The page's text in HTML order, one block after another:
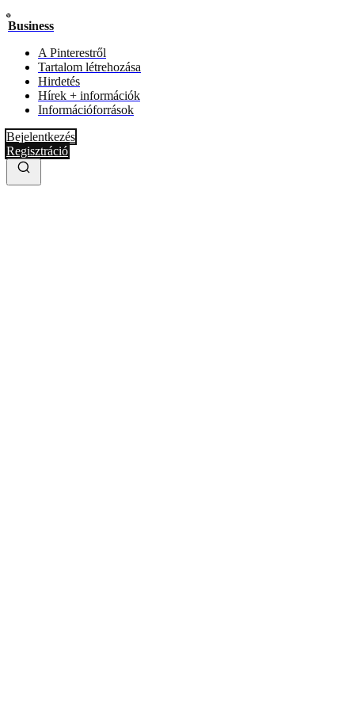
Business
A Pinterestről
Tartalom létrehozása
Hirdetés
Hírek + információk
Információforrások
Bejelentkezés
Regisztráció